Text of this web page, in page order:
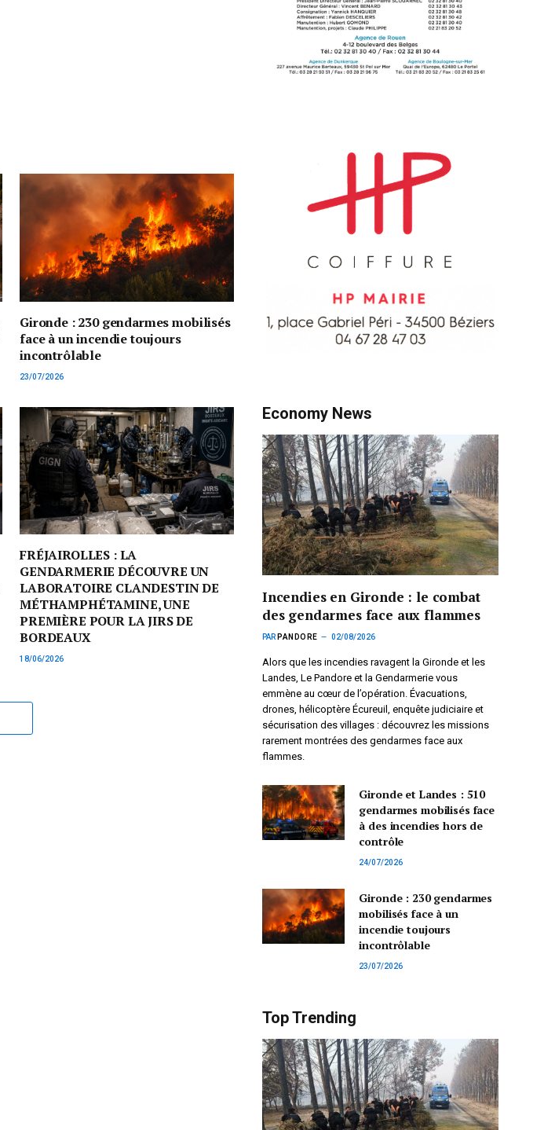
Gironde : 230 gendarmes mobilisés
face à un incendie toujours
incontrôlable
23/07/2026
FRÉJAIROLLES : LA
GENDARMERIE DÉCOUVRE UN
LABORATOIRE CLANDESTIN DE
MÉTHAMPHÉTAMINE, UNE
PREMIÈRE POUR LA JIRS DE
BORDEAUX
18/06/2026
Economy News
Incendies en Gironde : le combat
des gendarmes face aux flammes
PAR PANDORE 02/08/2026
Alors que les incendies ravagent la Gironde et les
Landes, Le Pandore et la Gendarmerie vous
emmène au cœur de l’opération. Évacuations,
drones, hélicoptère Écureuil, enquête judiciaire et
sécurisation des villages : découvrez les missions
rarement montrées des gendarmes face aux
flammes.
Gironde et Landes : 510
gendarmes mobilisés face
à des incendies hors de
contrôle
24/07/2026
Gironde : 230 gendarmes
mobilisés face à un
incendie toujours
incontrôlable
23/07/2026
Top Trending